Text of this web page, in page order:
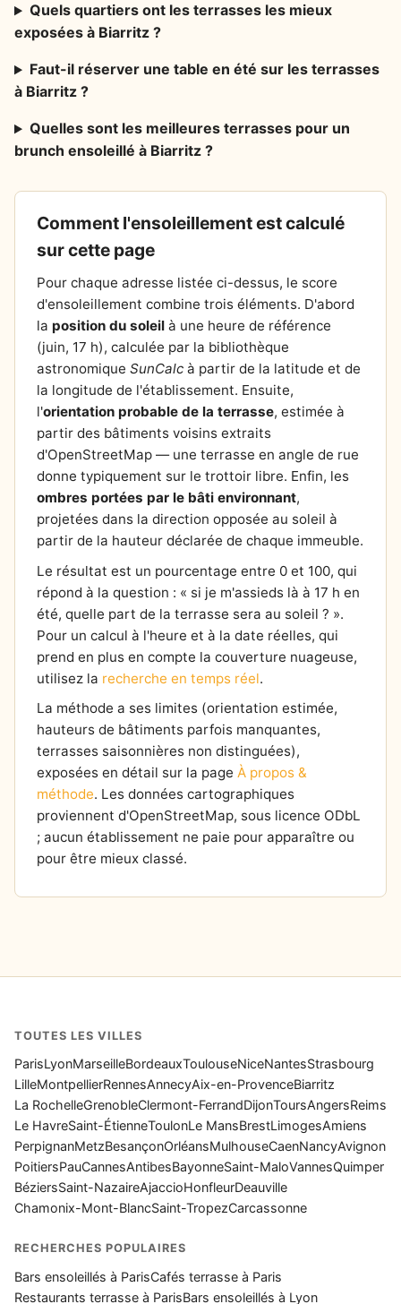
Quels quartiers ont les terrasses les mieux
exposées à Biarritz ?
Faut-il réserver une table en été sur les terrasses
à Biarritz ?
Quelles sont les meilleures terrasses pour un
brunch ensoleillé à Biarritz ?
Comment l'ensoleillement est calculé
sur cette page
Pour chaque adresse listée ci-dessus, le score
d'ensoleillement combine trois éléments. D'abord
la position du soleil à une heure de référence
(juin, 17 h), calculée par la bibliothèque
astronomique SunCalc à partir de la latitude et de
la longitude de l'établissement. Ensuite,
l'orientation probable de la terrasse, estimée à
partir des bâtiments voisins extraits
d'OpenStreetMap — une terrasse en angle de rue
donne typiquement sur le trottoir libre. Enfin, les
ombres portées par le bâti environnant,
projetées dans la direction opposée au soleil à
partir de la hauteur déclarée de chaque immeuble.
Le résultat est un pourcentage entre 0 et 100, qui
répond à la question : « si je m'assieds là à 17 h en
été, quelle part de la terrasse sera au soleil ? ».
Pour un calcul à l'heure et à la date réelles, qui
prend en plus en compte la couverture nuageuse,
utilisez la recherche en temps réel.
La méthode a ses limites (orientation estimée,
hauteurs de bâtiments parfois manquantes,
terrasses saisonnières non distinguées),
exposées en détail sur la page À propos &
méthode. Les données cartographiques
proviennent d'OpenStreetMap, sous licence ODbL
; aucun établissement ne paie pour apparaître ou
pour être mieux classé.
TOUTES LES VILLES
ParisLyonMarseilleBordeauxToulouseNiceNantesStrasbourg
LilleMontpellierRennesAnnecyAix-en-ProvenceBiarritz
La RochelleGrenobleClermont-FerrandDijonToursAngersReims
Le HavreSaint-ÉtienneToulonLe MansBrestLimogesAmiens
PerpignanMetzBesançonOrléansMulhouseCaenNancyAvignon
PoitiersPauCannesAntibesBayonneSaint-MaloVannesQuimper
BéziersSaint-NazaireAjaccioHonfleurDeauville
Chamonix-Mont-BlancSaint-TropezCarcassonne
RECHERCHES POPULAIRES
Bars ensoleillés à ParisCafés terrasse à Paris
Restaurants terrasse à ParisBars ensoleillés à Lyon